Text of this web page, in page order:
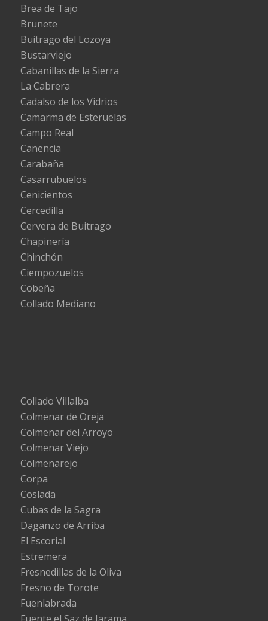
Brea de Tajo
Brunete
Buitrago del Lozoya
Bustarviejo
Cabanillas de la Sierra
La Cabrera
Cadalso de los Vidrios
Camarma de Esteruelas
Campo Real
Canencia
Carabaña
Casarrubuelos
Cenicientos
Cercedilla
Cervera de Buitrago
Chapinería
Chinchón
Ciempozuelos
Cobeña
Collado Mediano
Collado Villalba
Colmenar de Oreja
Colmenar del Arroyo
Colmenar Viejo
Colmenarejo
Corpa
Coslada
Cubas de la Sagra
Daganzo de Arriba
El Escorial
Estremera
Fresnedillas de la Oliva
Fresno de Torote
Fuenlabrada